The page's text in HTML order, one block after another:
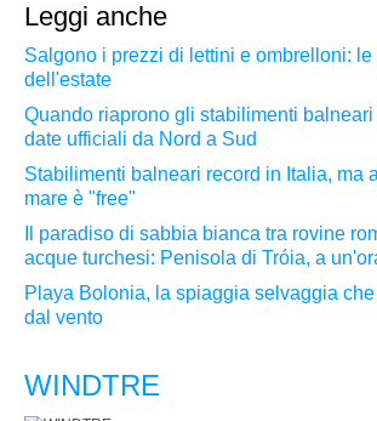
Leggi anche
Salgono i prezzi di lettini e ombrelloni: le
dell'estate
Quando riaprono gli stabilimenti
date ufficiali da Nord a Sud
Stabilimenti balneari record in Italia, ma
mare è "free"
Il paradiso di sabbia bianca tra rovine
acque turchesi: Penisola di Tróia, a
Playa Bolonia, la spiaggia selvaggia
dal vento
WINDTRE